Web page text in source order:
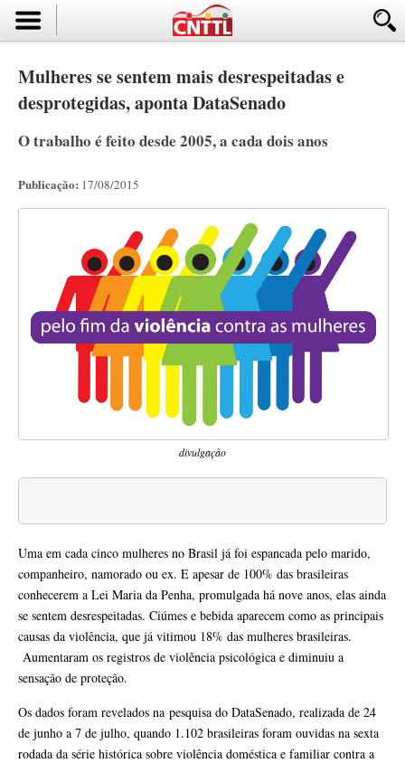
Mulheres se sentem mais desrespeitadas e
desprotegidas, aponta DataSenado
O trabalho é feito desde 2005, a cada dois anos
Publicação: 17/08/2015
divulgação
Uma em cada cinco mulheres no Brasil já foi espancada pelo marido,
companheiro, namorado ou ex. E apesar de 100% das brasileiras
conhecerem a Lei Maria da Penha, promulgada há nove anos, elas ainda
se sentem desrespeitadas. Ciúmes e bebida aparecem como as principais
causas da violência, que já vitimou 18% das mulheres brasileiras.
Aumentaram os registros de violência psicológica e diminuiu a
sensação de proteção.
Os dados foram revelados na pesquisa do DataSenado, realizada de 24
de junho a 7 de julho, quando 1.102 brasileiras foram ouvidas na sexta
rodada da série histórica sobre violência doméstica e familiar contra a